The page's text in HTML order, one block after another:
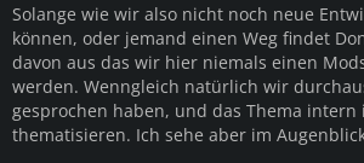
Solange wie wir also nicht noch neue
können, oder jemand einen Weg findet
davon aus das wir hier niemals einen
werden. Wenngleich natürlich wir
gesprochen haben, und das Thema
thematisieren. Ich sehe aber im